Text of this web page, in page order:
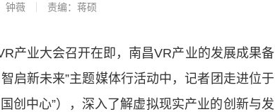
钟薇 责编：蒋硕
业大会召开在即，南昌VR产业的发展成果备
启新未来”主题媒体行活动中，记者团走进位于
创中心”），深入了解虚拟现实产业的创新与发